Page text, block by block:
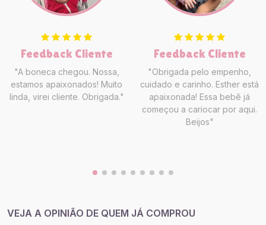
Feedback Cliente
"A boneca chegou. Nossa,
estamos apaixonados! Muito
linda, virei cliente. Obrigada."
Feedback Cliente
"Obrigada pelo empenho,
cuidado e carinho. Esther está
apaixonada! Essa bebê já
começou a cariocar por aqui.
Beijos"
VEJA A OPINIÃO DE QUEM JÁ COMPROU